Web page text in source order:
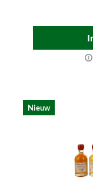
Nieuw